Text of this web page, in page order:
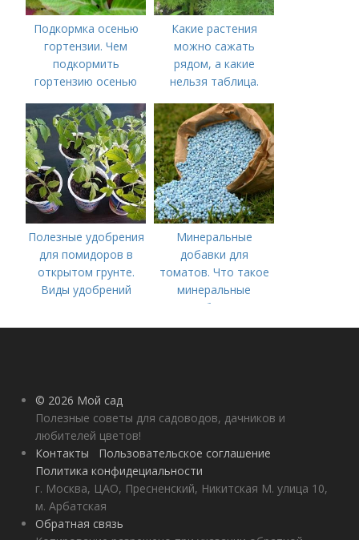
Подкормка осенью
гортензии. Чем
подкормить
гортензию осенью
Какие растения
можно сажать
рядом, а какие
нельзя таблица.
Полезные удобрения
для помидоров в
открытом грунте.
Виды удобрений
Минеральные
добавки для
томатов. Что такое
минеральные
удобрения
© 2026 Мой сад
Полезные советы для садоводов, дачников и
любителей цветов!
Контакты
Пользовательское соглашение
Политика конфидециальности
г. Москва, ЦАО, Пресненский, Никитская М. улица 10,
м. Арбатская
Обратная связь